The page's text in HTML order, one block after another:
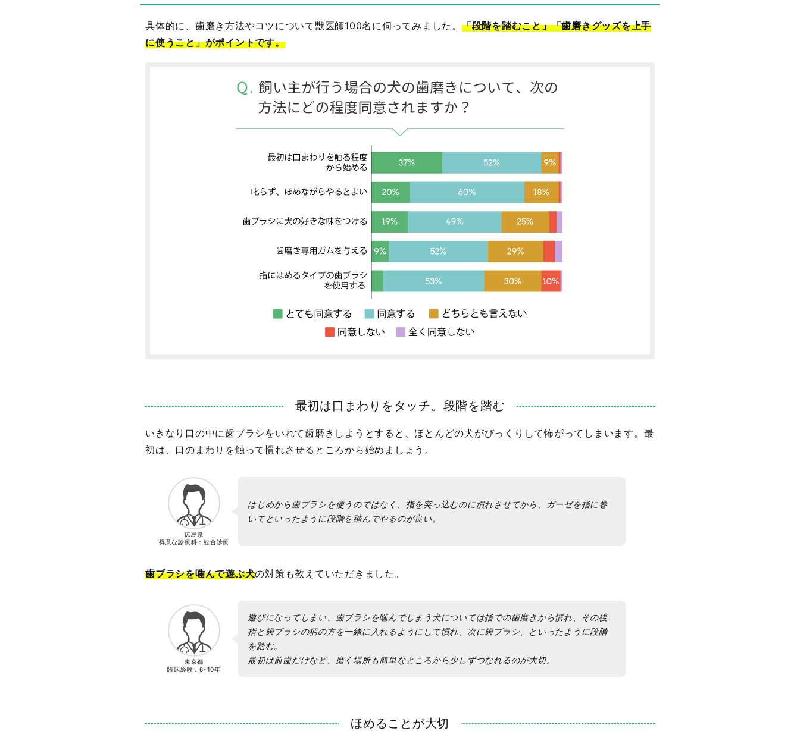
具体的に、歯磨き方法やコツについて獣医師100名に伺ってみました。 「段階を踏むこと」「歯磨きグッズを上手
に使うこと」がポイントです。
最初は口まわりをタッチ。段階を踏む
いきなり口の中に歯ブラシをいれて歯磨きしようとすると、ほとんどの犬がびっくりして怖がってしまいます。 最
初は、口のまわりを触って慣れさせるところから始めましょう。
広島県
得意な診療科：総合診療
はじめから歯ブラシを使うのではなく、指を突っ込むのに慣れさせてから、ガーゼを指に巻
いてといったように段階を踏んでやるのが良い。
歯ブラシを噛んで遊ぶ犬の対策も教えていただきました。
東京都
臨床経験： 6-10年
遊びになってしまい、歯ブラシを噛んでしまう犬については指での歯磨きから慣れ、その後
指と歯ブラシの柄の方を一緒に入れるようにして慣れ、次に歯ブラシ、といったように段階
を踏む。
最初は前歯だけなど、磨く場所も簡単なところから少しずつなれるのが大切。
ほめることが大切